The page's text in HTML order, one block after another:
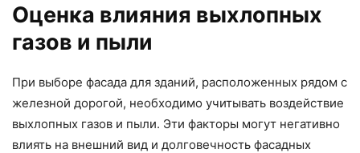
Оценка влияния выхлопных
газов и пыли
При выборе фасада для зданий, расположенных рядом с
железной дорогой, необходимо учитывать воздействие
выхлопных газов и пыли. Эти факторы могут негативно
влиять на внешний вид и долговечность фасадных